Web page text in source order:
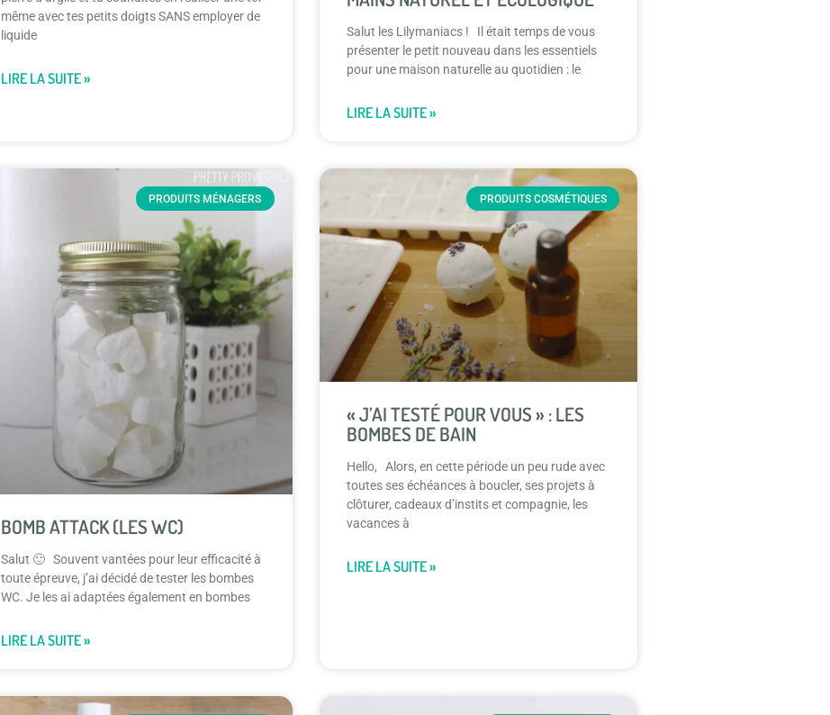
même avec tes petits doigts SANS employer de
liquide
LIRE LA SUITE »
Salut les Lilymaniacs ! Il était temps de vous
présenter le petit nouveau dans les essentiels
pour une maison naturelle au quotidien : le
LIRE LA SUITE »
PRODUITS MÉNAGERS
BOMB ATTACK (LES WC)
Salut 🙂 Souvent vantées pour leur efficacité à
toute épreuve, j’ai décidé de tester les bombes
WC. Je les ai adaptées également en bombes
LIRE LA SUITE »
PRODUITS COSMÉTIQUES
« J’AI TESTÉ POUR VOUS » : LES
BOMBES DE BAIN
Hello, Alors, en cette période un peu rude avec
toutes ses échéances à boucler, ses projets à
clôturer, cadeaux d’instits et compagnie, les
vacances à
LIRE LA SUITE »